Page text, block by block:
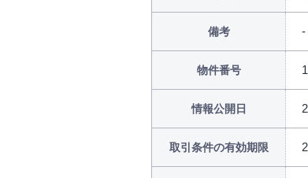
備考
物件番号
情報公開日
取引条件の有効期限